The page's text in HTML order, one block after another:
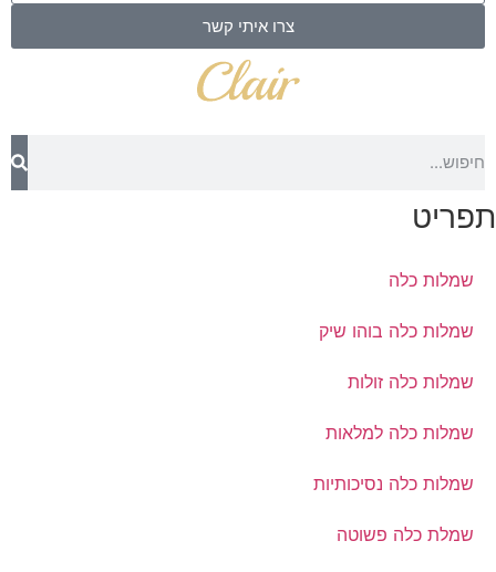
צרו איתי קשר
תפריט
שמלות כלה
שמלות כלה בוהו שיק
שמלות כלה זולות
שמלות כלה למלאות
שמלות כלה נסיכותיות
שמלת כלה פשוטה